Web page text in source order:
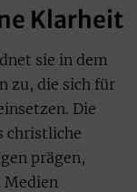
Klarheit
sie in dem
zu, die sich für
Die
christliche
prägen,
Medien